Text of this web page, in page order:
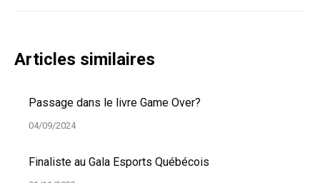
Articles similaires
Passage dans le livre Game Over?
04/09/2024
Finaliste au Gala Esports Québécois